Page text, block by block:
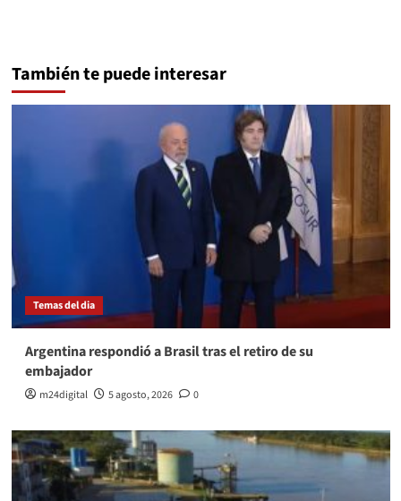
También te puede interesar
Temas del dia
Argentina respondió a Brasil tras el retiro de su
embajador
m24digital 5 agosto, 2026 0